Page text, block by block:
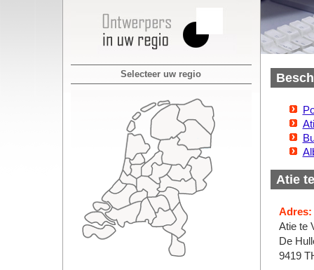
Selecteer uw regio
Atie
Adres:
Atie te
De
9419